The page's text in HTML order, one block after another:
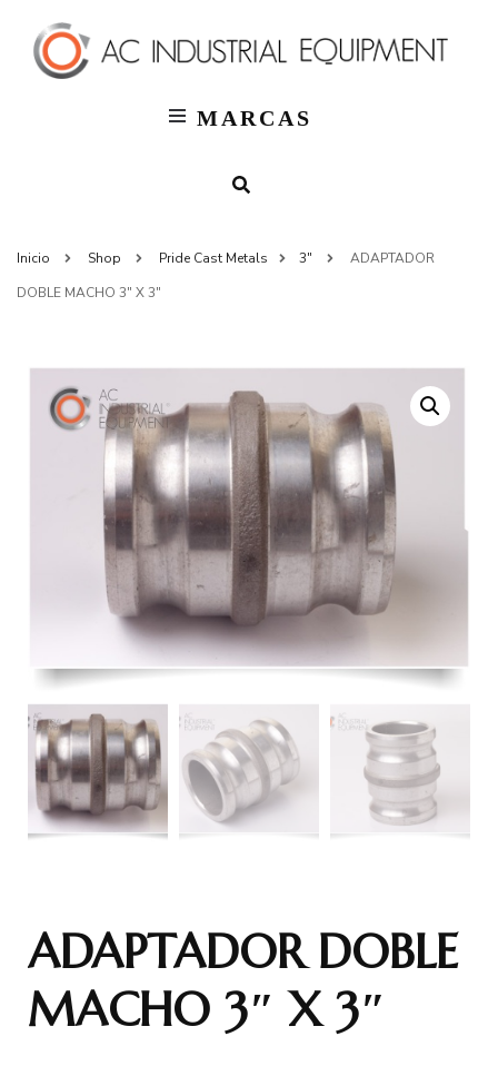
MARCAS
Inicio Shop Pride Cast Metals 3"
ADAPTADOR
DOBLE MACHO 3″ X 3″
ADAPTADOR DOBLE
MACHO 3″ X 3″